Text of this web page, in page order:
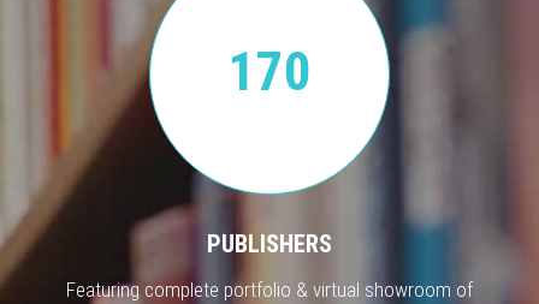
170
PUBLISHERS
Featuring complete portfolio & virtual showroom of